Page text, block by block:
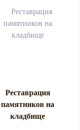
Реставрация
памятников на
кладбище